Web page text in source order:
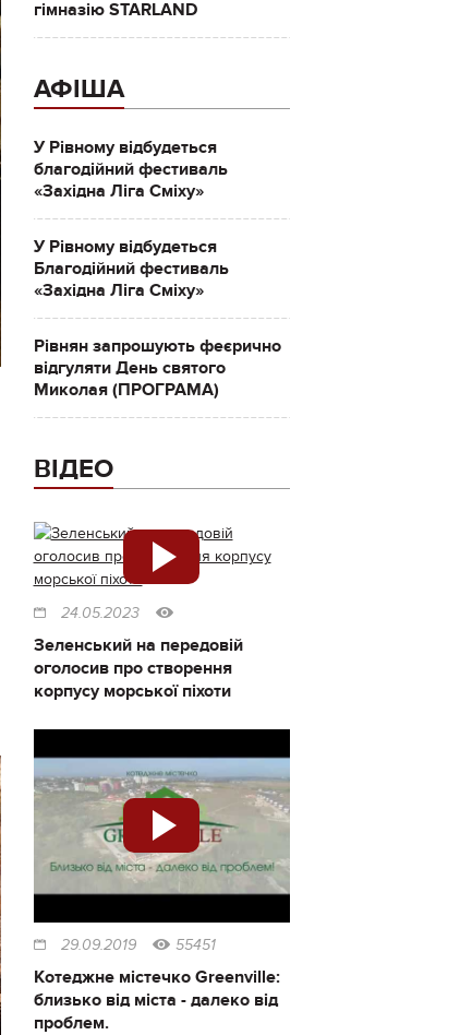
гімназію STARLAND
АФІША
У Рівному відбудеться
благодійний фестиваль
«Західна Ліга Сміху»
У Рівному відбудеться
Благодійний фестиваль
«Західна Ліга Сміху»
Рівнян запрошують феєрично
відгуляти День святого
Миколая (ПРОГРАМА)
ВІДЕО
24.05.2023
Зеленський на передовій
оголосив про створення
корпусу морської піхоти
29.09.2019 55451
Котеджне містечко Greenville:
близько від міста - далеко від
проблем.